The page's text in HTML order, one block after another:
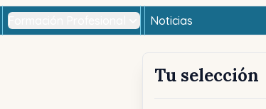
Noticias
Tu selección